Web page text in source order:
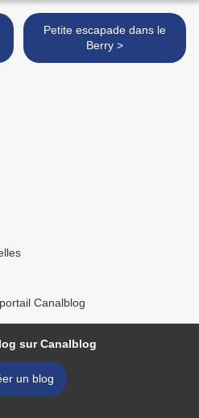
Petite escapade dans le
Berry >
Canalblog
sur Canalblog
un blog